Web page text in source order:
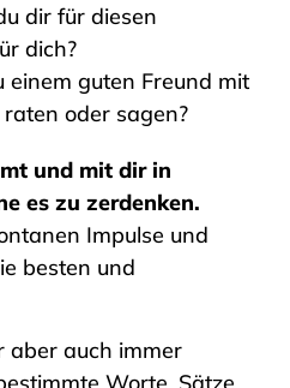
dir für diesen
dich?
guten Freund mit
oder sagen?
und mit dir in
es zu zerdenken.
Impulse und
besten und
aber auch immer
Worte, Sätze